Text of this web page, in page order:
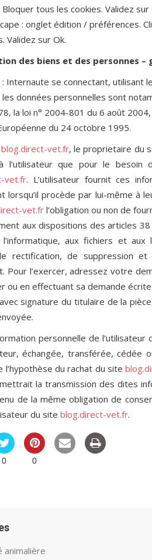
tous les cookies. Validez sur
: onglet édition / préférences.
Validez sur Ok.
des biens et des personnes –
Internaute se connectant, utilisant
les données personnelles sont
la loi n° 2004-801 du 6 août
du 24 octobre 1995.
blog.direct-vet.fr, le proprietaire du
l’utilisateur que pour le
vet.fr. L’utilisateur fournit ces
lorsqu’il procède par lui-même à
vet.frl’obligation ou non de
aux dispositions des articles
aux fichiers et
rectification, de suppression
Pour l’exercer, adressez votre
ou en effectuant sa demande
signature du titulaire de la
personnelle de l’utilisateur
échangée, transférée, cédée
l’hypothèse du rachat du site
la transmission des dites
de la même obligation de
du site blog.direct-vet.fr.
0 0
animalière